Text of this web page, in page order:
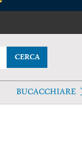
CERCA
BUCACCHIARE